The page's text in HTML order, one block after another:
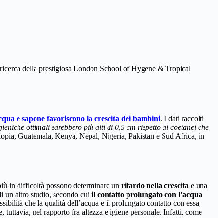
della prestigiosa London School of Hygene & Tropical
e sapone favoriscono la crescita dei bambini. I dati raccolti
ottimali sarebbero più alti di 0,5 cm rispetto ai coetanei che
Guatemala, Kenya, Nepal, Nigeria, Pakistan e Sud Africa, in
in difficoltà possono determinare un ritardo nella crescita e una
un altro studio, secondo cui il contatto prolungato con l’acqua
che la qualità dell’acqua e il prolungato contatto con essa,
nel rapporto fra altezza e igiene personale. Infatti, come